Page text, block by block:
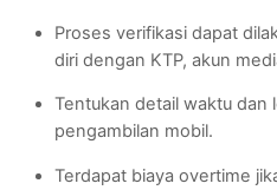
Proses verifikasi dapat
diri dengan KTP, akun
Tentukan detail waktu dan
pengambilan mobil.
Terdapat biaya overtime